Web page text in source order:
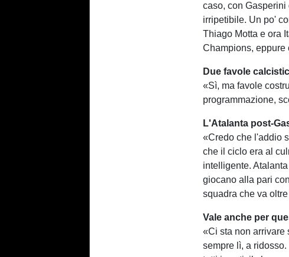
caso, con
irripetibile. Un po'
Thiago Motta e ora
Champions, eppure
Due favole
«Sì, ma favole
programmazione,
L'Atalanta post-
«Credo che l'addio
che il ciclo era al
intelligente.
giocano alla pari
squadra che va
Vale anche per
«Ci sta non arrivare
sempre lì, a